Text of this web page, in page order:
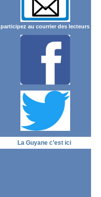
participez au courrier des lecteurs
La Guyane c’est ici